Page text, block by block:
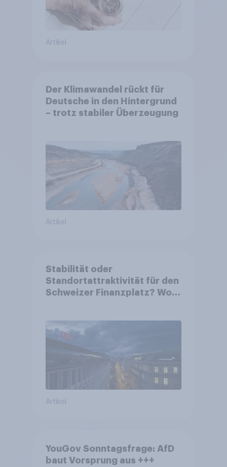
Artikel
Der Klimawandel rückt für
Deutsche in den Hintergrund
– trotz stabiler Überzeugung
Artikel
Stabilität oder
Standortattraktivität für den
Schweizer Finanzplatz? Wo
von Grossbanken steht
Artikel
YouGov Sonntagsfrage: AfD
baut Vorsprung aus +++